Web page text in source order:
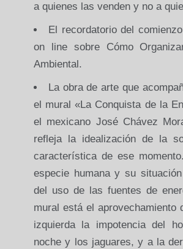
a quienes las venden y no a
El recordatorio del
on line sobre Cómo
Ambiental.
La obra de arte que
el mural «La Conquista de la
el mexicano José Chávez
refleja la idealización de la
característica de ese momento.
especie humana y su
del uso de las fuentes de
mural está el aprovechamiento
izquierda la impotencia del
noche y los jaguares, y a la